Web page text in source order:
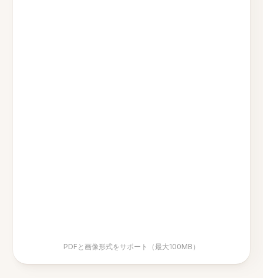
PDFと画像形式をサポート（最大100MB）